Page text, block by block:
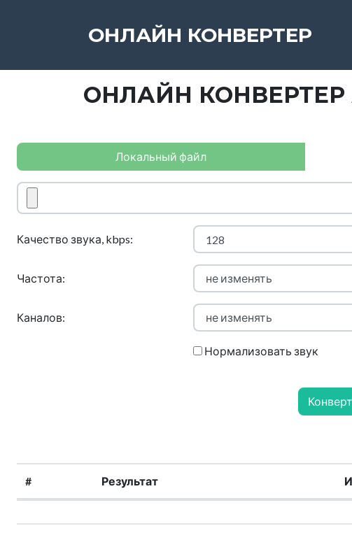
ОНЛАЙН КОНВЕРТЕР
ОНЛАЙН КОНВЕРТЕР
Локальный файл
Качество звука, kbps:
Частота:
Каналов:
Нормализовать звук
# Результат